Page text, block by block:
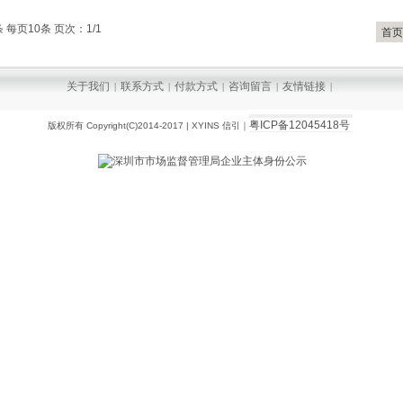
每页10条 页次：1/1 首页
关于我们 | 联系方式 | 付款方式 | 咨询留言 | 友情链接 |
版权所有 Copyright(C)2014-2017 | XYINS 信引｜ 粤ICP备12045418号